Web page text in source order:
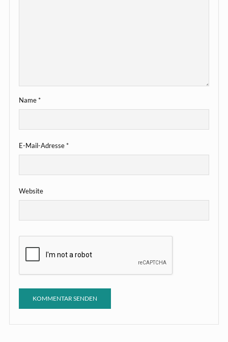
Name*
E-Mail-Adresse*
Website